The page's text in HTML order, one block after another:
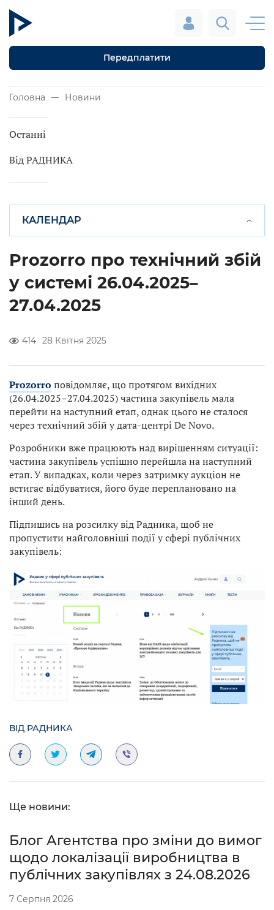
Передплатити
Головна Новини
Останні
Від РАДНИКА
КАЛЕНДАР
Prozorro про технічний збій
у системі 26.04.2025–
27.04.2025
414 28 Квітня 2025
Prozorro повідомляє, що протягом вихідних
(26.04.2025–27.04.2025) частина закупівель мала
перейти на наступний етап, однак цього не сталося
через технічний збій у дата-центрі De Novo.
Розробники вже працюють над вирішенням ситуації:
частина закупівель успішно перейшла на наступний
етап. У випадках, коли через затримку аукціон не
встигає відбуватися, його буде переплановано на
інший день.
Підпишись на розсилку від Радника, щоб не
пропустити найголовніші події у сфері публічних
закупівель:
ВІД РАДНИКА
Ще новини:
Блог Агентства про зміни до вимог
щодо локалізації виробництва в
публічних закупівлях з 24.08.2026
7 Серпня 2026